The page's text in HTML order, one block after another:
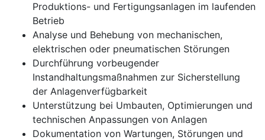
Produktions- und Fertigungsanlagen im laufenden
Betrieb
Analyse und Behebung von mechanischen,
elektrischen oder pneumatischen Störungen
Durchführung vorbeugender
Instandhaltungsmaßnahmen zur Sicherstellung
der Anlagenverfügbarkeit
Unterstützung bei Umbauten, Optimierungen und
technischen Anpassungen von Anlagen
Dokumentation von Wartungen, Störungen und